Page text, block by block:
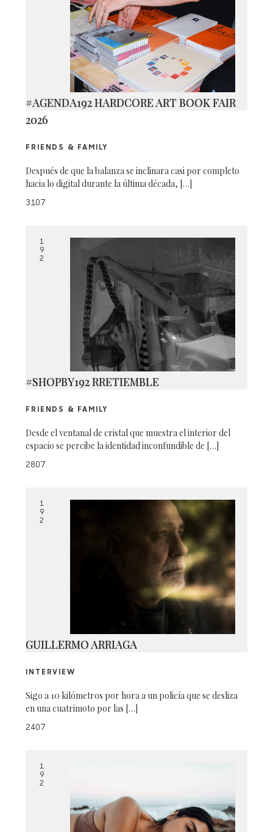
G07A2639 AS SMART OBJECT-1
#AGENDA192 HARDCORE ART BOOK FAIR
2026
FRIENDS & FAMILY
Después de que la balanza se inclinara casi por completo
hacia lo digital durante la última década, […]
3107
1
9
2
#SHOPBY192 RRETIEMBLE
FRIENDS & FAMILY
Desde el ventanal de cristal que muestra el interior del
espacio se percibe la identidad inconfundible de […]
2807
1
9
2
GUILLERMO ARRIAGA
INTERVIEW
Sigo a 10 kilómetros por hora a un policía que se desliza
en una cuatrimoto por las […]
2407
1
9
2